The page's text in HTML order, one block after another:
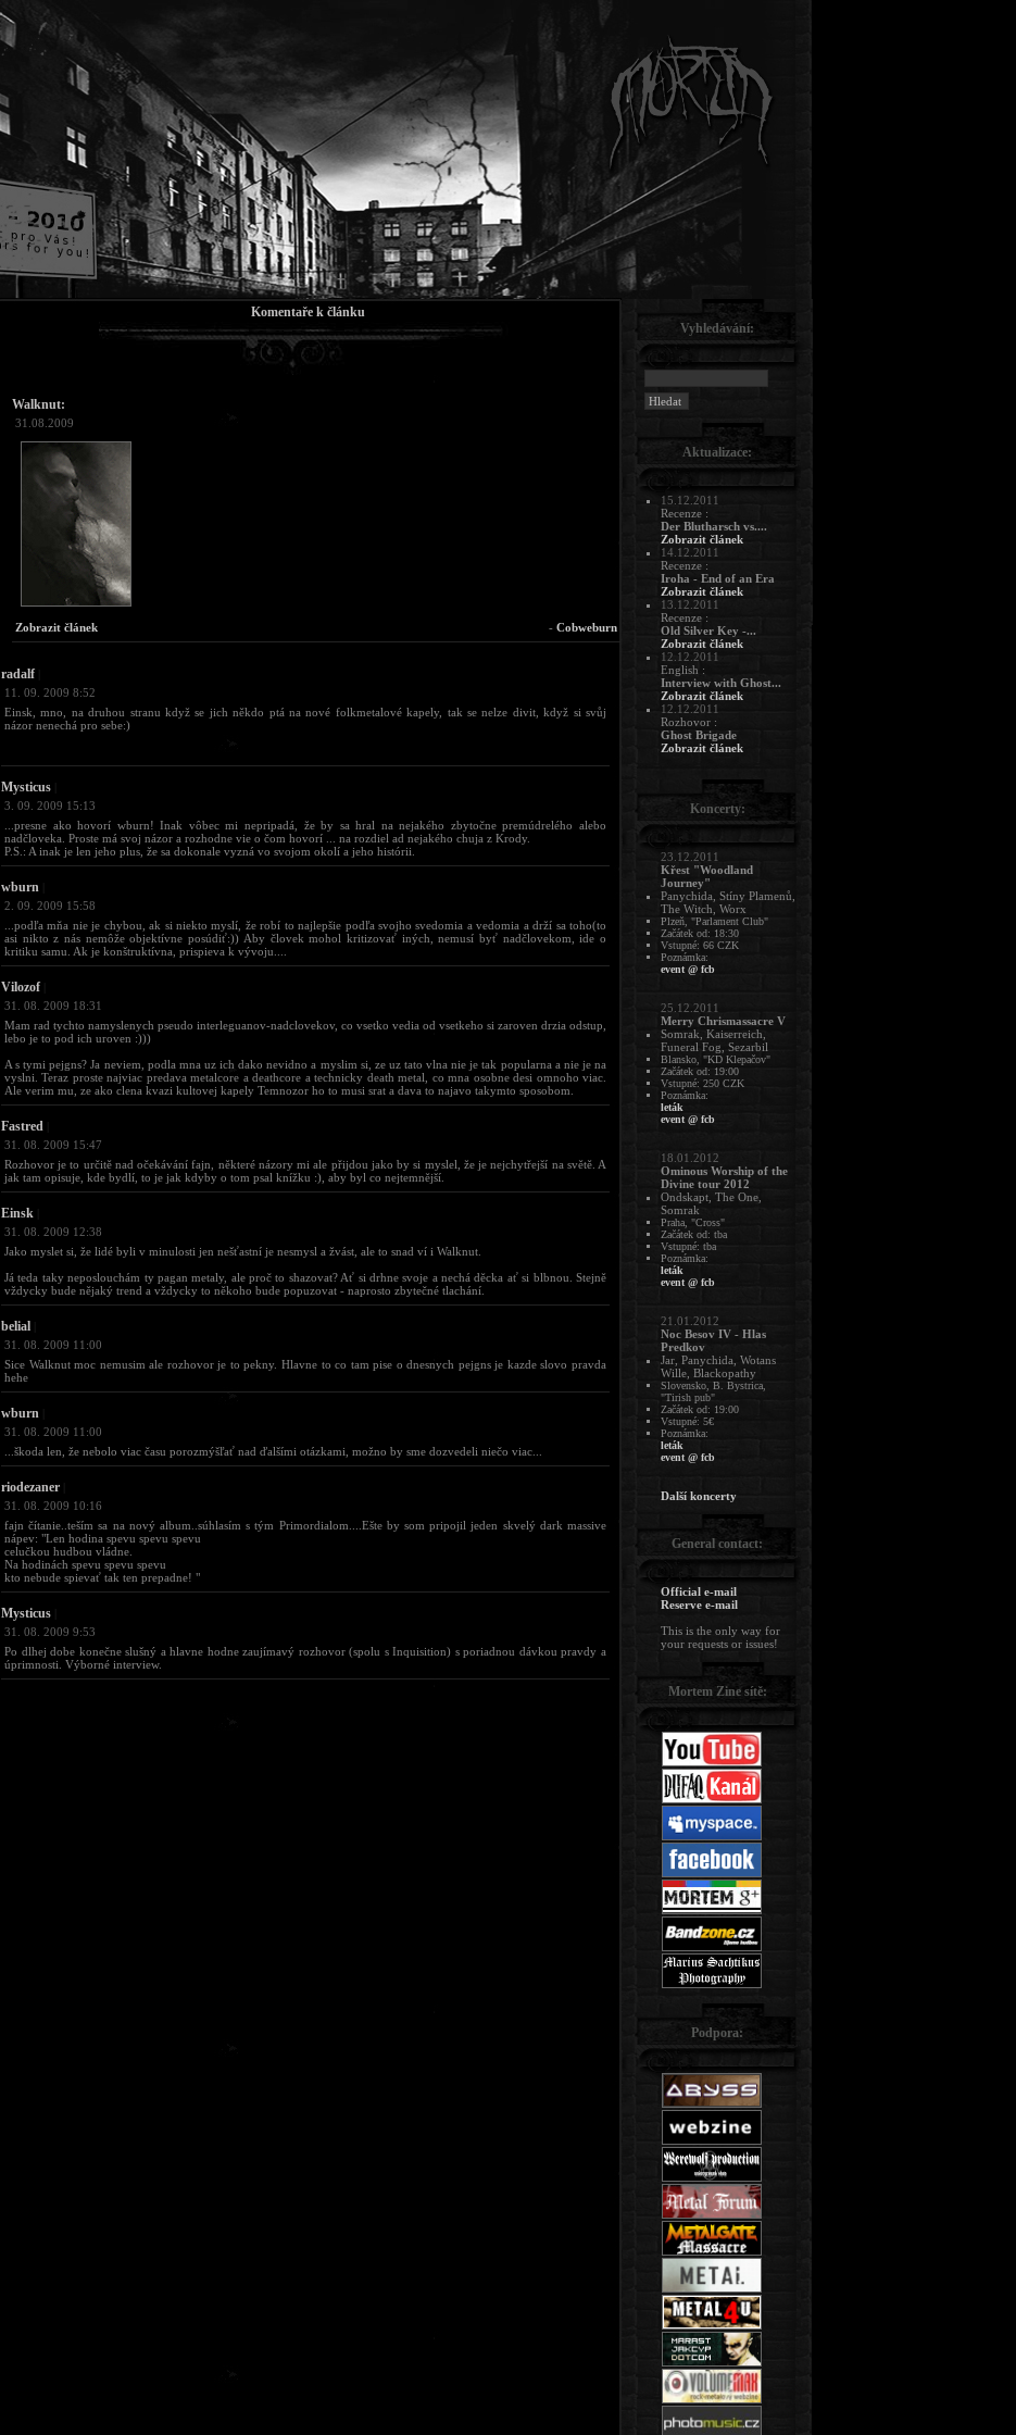
Komentaře k článku
Walknut:
31.08.2009
Zobrazit článek - Cobweburn
radalf
11. 09. 2009 8:52
Einsk, mno, na druhou stranu když se jich někdo ptá na nové folkmetalové kapely, tak se nelze divit, když si svůj
názor nenechá pro sebe:)
Mysticus
3. 09. 2009 15:13
...presne ako hovorí wburn! Inak vôbec mi nepripadá, že by sa hral na nejakého zbytočne premúdrelého alebo
nadčloveka. Proste má svoj názor a rozhodne vie o čom hovorí ... na rozdiel ad nejakého chuja z Krody.
P.S.: A inak je len jeho plus, že sa dokonale vyzná vo svojom okolí a jeho histórii.
wburn
2. 09. 2009 15:58
...podľa mňa nie je chybou, ak si niekto myslí, že robí to najlepšie podľa svojho svedomia a vedomia a drží sa toho(to
asi nikto z nás nemôže objektívne posúdiť:)) Aby človek mohol kritizovať iných, nemusí byť nadčlovekom, ide o
kritiku samu. Ak je konštruktívna, prispieva k vývoju....
Vilozof
31. 08. 2009 18:31
Mam rad tychto namyslenych pseudo interleguanov-nadclovekov, co vsetko vedia od vsetkeho si zaroven drzia odstup,
lebo je to pod ich uroven :)))
A s tymi pejgns? Ja neviem, podla mna uz ich dako nevidno a myslim si, ze uz tato vlna nie je tak popularna a nie je na
vyslni. Teraz proste najviac predava metalcore a deathcore a technicky death metal, co mna osobne desi omnoho viac.
Ale verim mu, ze ako clena kvazi kultovej kapely Temnozor ho to musi srat a dava to najavo takymto sposobom.
Fastred
31. 08. 2009 15:47
Rozhovor je to určitě nad očekávání fajn, některé názory mi ale přijdou jako by si myslel, že je nejchytřejší na světě. A
jak tam opisuje, kde bydlí, to je jak kdyby o tom psal knížku :), aby byl co nejtemnější.
Einsk
31. 08. 2009 12:38
Jako myslet si, že lidé byli v minulosti jen nešťastní je nesmysl a žvást, ale to snad ví i Walknut.
Já teda taky neposlouchám ty pagan metaly, ale proč to shazovat? Ať si drhne svoje a nechá děcka ať si blbnou. Stejně
vždycky bude nějaký trend a vždycky to někoho bude popuzovat - naprosto zbytečné tlachání.
belial
31. 08. 2009 11:00
Sice Walknut moc nemusim ale rozhovor je to pekny. Hlavne to co tam pise o dnesnych pejgns je kazde slovo pravda
hehe
wburn
31. 08. 2009 11:00
...škoda len, že nebolo viac času porozmýšľať nad ďalšími otázkami, možno by sme dozvedeli niečo viac...
riodezaner
31. 08. 2009 10:16
fajn čítanie..teším sa na nový album..súhlasím s tým Primordialom....Ešte by som pripojil jeden skvelý dark massive
nápev: "Len hodina spevu spevu spevu
celučkou hudbou vládne.
Na hodinách spevu spevu spevu
kto nebude spievať tak ten prepadne! "
Mysticus
31. 08. 2009 9:53
Po dlhej dobe konečne slušný a hlavne hodne zaujímavý rozhovor (spolu s Inquisition) s poriadnou dávkou pravdy a
úprimnosti. Výborné interview.
Vyhledávání:
Aktualizace:
15.12.2011
Recenze :
Der Blutharsch vs....
Zobrazit článek
14.12.2011
Recenze :
Iroha - End of an Era
Zobrazit článek
13.12.2011
Recenze :
Old Silver Key -...
Zobrazit článek
12.12.2011
English :
Interview with Ghost...
Zobrazit článek
12.12.2011
Rozhovor :
Ghost Brigade
Zobrazit článek
Koncerty:
23.12.2011
Křest "Woodland
Journey"
Panychida, Stíny Plamenů,
The Witch, Worx
Plzeň, "Parlament Club"
Začátek od: 18:30
Vstupné: 66 CZK
Poznámka:
event @ fcb
25.12.2011
Merry Chrismassacre V
Somrak, Kaiserreich,
Funeral Fog, Sezarbil
Blansko, "KD Klepačov"
Začátek od: 19:00
Vstupné: 250 CZK
Poznámka:
leták
event @ fcb
18.01.2012
Ominous Worship of the
Divine tour 2012
Ondskapt, The One,
Somrak
Praha, "Cross"
Začátek od: tba
Vstupné: tba
Poznámka:
leták
event @ fcb
21.01.2012
Noc Besov IV - Hlas
Predkov
Jar, Panychida, Wotans
Wille, Blackopathy
Slovensko, B. Bystrica,
"Tirish pub"
Začátek od: 19:00
Vstupné: 5€
Poznámka:
leták
event @ fcb
Další koncerty
General contact:
Official e-mail
Reserve e-mail
This is the only way for
your requests or issues!
Mortem Zine sítě:
Podpora: